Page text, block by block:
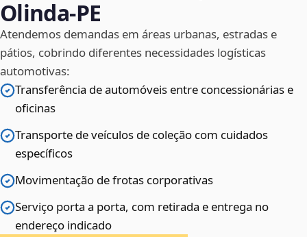
Olinda‑PE
Atendemos demandas em áreas urbanas, estradas e
pátios, cobrindo diferentes necessidades logísticas
automotivas:
Transferência de automóveis entre concessionárias e
oficinas
Transporte de veículos de coleção com cuidados
específicos
Movimentação de frotas corporativas
Serviço porta a porta, com retirada e entrega no
endereço indicado